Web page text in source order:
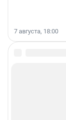
7 августа, 18:00